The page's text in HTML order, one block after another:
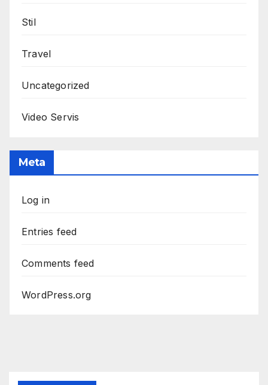
Stil
Travel
Uncategorized
Video Servis
Meta
Log in
Entries feed
Comments feed
WordPress.org